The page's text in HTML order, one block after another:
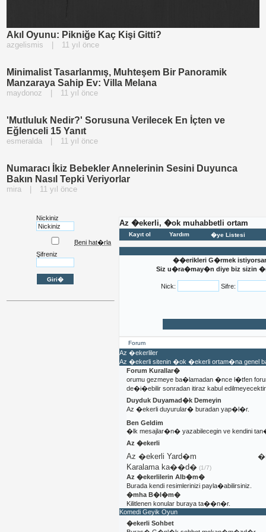
Akıl Oyunu: Pikniğe Kaç Kişi Gitti?
azgelismis 11 yıl önce
Minimalist Tasarlanmış, Muhteşem Bir Panoramik
Manzaraya Sahip Ev: Villa Melana
maydonoz 11 yıl önce
'Mutluluk Nedir?' Sorusuna Verilecek En İçten ve
Eğlenceli 15 Yanıt
esmeralda 11 yıl önce
Numaracı İkiz Bebekler Annelerinin Sesini Duyunca
Bakın Nasıl Tepki Veriyorlar
mira 11 yıl önce
Nickiniz
Beni hat�rla
Şifreniz
Az �ekerli, �ok muhabbetli ortam
Kayıt ol Yardım �ye Listesi
��erikleri G�rmek
Siz u�ra�may�n diye biz sizin
Nick: Sifre:
Forum
Az �ekerliler
Az �ekerli sitenin �ok �ekerli ortam�na genel
Forum Kurallar�
orumu gezmeye ba�lamadan �nce l�tfen
de�i�ebilir sonradan itiraz kabul
Duyduk Duyamad�k Demeyin
Az �ekerli duyurular� buradan yap�l�r.
Ben Geldim
�lk mesajlar�n� yazabilecegin ve kendini
Az �ekerli
Az �ekerli Yard�m
Karalama ka��d�(1/7)
Az �ekerlilerin Alb�m�
Burada kendi resimlerinizi payla�abilirsiniz.
�mha B�l�m�
Kilitlenen konular buraya ta��n�r.
Komedi Geyik Oyun
�ekerli Sohbet